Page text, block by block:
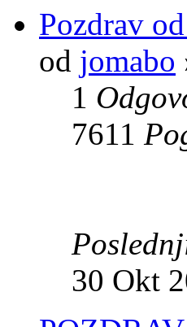
Pozdrav
od jomabo
1
7611
30 Okt